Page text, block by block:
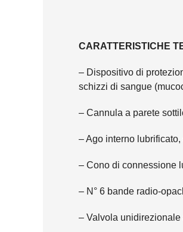
CARATTERISTICHE
– Dispositivo di
schizzi di sangue
– Cannula a parete
– Ago interno
– Cono di connessione
– N° 6 bande radio-
– Valvola